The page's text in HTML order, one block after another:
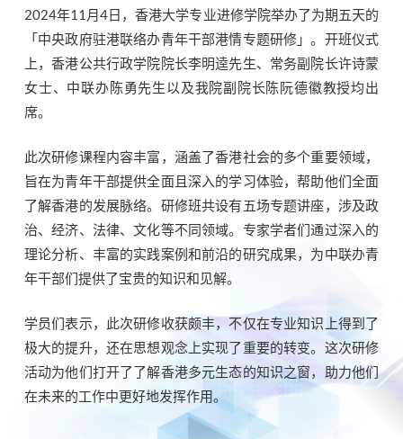
2024年11月4日，香港大学专业进修学院举办了为期五天的
「中央政府驻港联络办青年干部港情专题研修」。开班仪式
上，香港公共行政学院院长李明逵先生、常务副院长许诗蒙
女士、中联办陈勇先生以及我院副院长陈阮德徽教授均出
席。
此次研修课程内容丰富，涵盖了香港社会的多个重要领域，
旨在为青年干部提供全面且深入的学习体验，帮助他们全面
了解香港的发展脉络。研修班共设有五场专题讲座，涉及政
治、经济、法律、文化等不同领域。专家学者们通过深入的
理论分析、丰富的实践案例和前沿的研究成果，为中联办青
年干部们提供了宝贵的知识和见解。
学员们表示，此次研修收获颇丰，不仅在专业知识上得到了
极大的提升，还在思想观念上实现了重要的转变。这次研修
活动为他们打开了了解香港多元生态的知识之窗，助力他们
在未来的工作中更好地发挥作用。